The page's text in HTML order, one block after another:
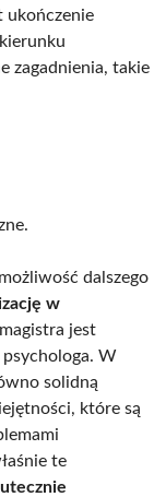
ukończenie
zagadnienia, takie
dalszego
w
jest
W
solidną
które są
te